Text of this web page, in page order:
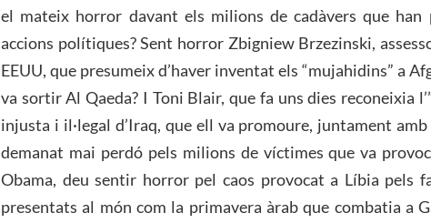
el mateix horror davant els milions de cadàvers que han
accions polítiques? Sent horror Zbigniew Brzezinski,
EEUU, que presumeix d’haver inventat els “mujahidins” a
va sortir Al Qaeda? I Toni Blair, que fa uns dies reconeixia
injusta i il·legal d’Iraq, que ell va promoure, juntament
demanat mai perdó pels milions de víctimes que va
Obama, deu sentir horror pel caos provocat a Líbia pels
presentats al món com la primavera àrab que combatia a